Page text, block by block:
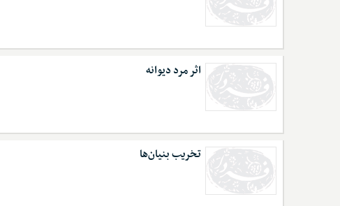
اثر مرد دیوانه
تخریب بنیان‌ها